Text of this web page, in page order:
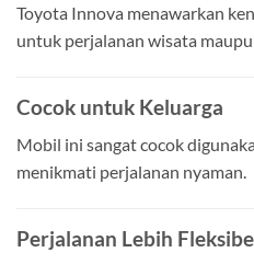
Toyota Innova menawarkan
untuk perjalanan wisata
Cocok untuk Keluarga
Mobil ini sangat cocok
menikmati perjalanan nyaman.
Perjalanan Lebih